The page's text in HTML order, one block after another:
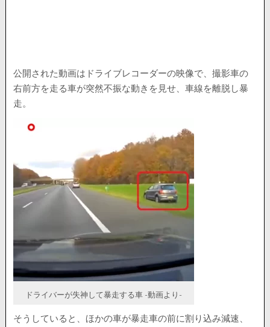
公開された動画はドライブレコーダーの映像で、撮影車の
右前方を走る車が突然不振な動きを見せ、車線を離脱し暴
走。
ドライバーが失神して暴走する車 -動画より-
そうしていると、ほかの車が暴走車の前に割り込み減速、